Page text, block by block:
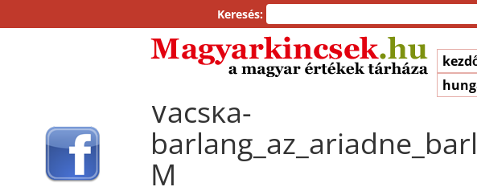
Keresés:
Vacska-
M